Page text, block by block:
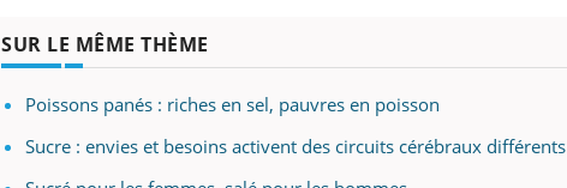
SUR LE MÊME THÈME
Poissons panés : riches en sel, pauvres en poisson
Sucre : envies et besoins activent des circuits cérébraux différents